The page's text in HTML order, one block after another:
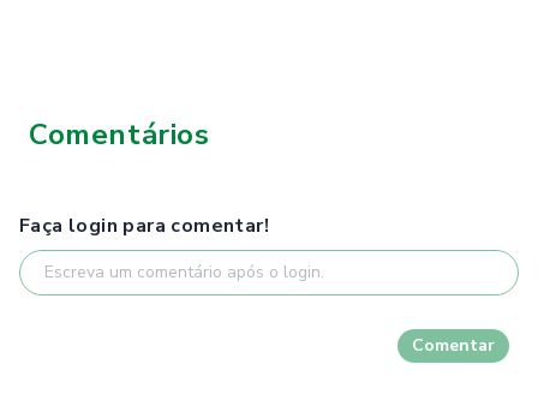
Comentários
Faça login para comentar!
Comentar